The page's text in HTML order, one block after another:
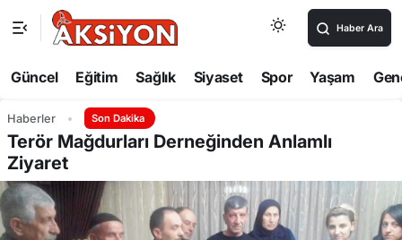
Haber Ara
Güncel Eğitim Sağlık Siyaset Spor Yaşam
Haberler Son Dakika
Terör Mağdurları Derneğinden Anlamlı
Ziyaret